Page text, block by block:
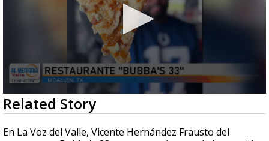
0
seconds
of
7
minutes,
Related Story
En La Voz del Valle, Vicente Hernández Frausto del